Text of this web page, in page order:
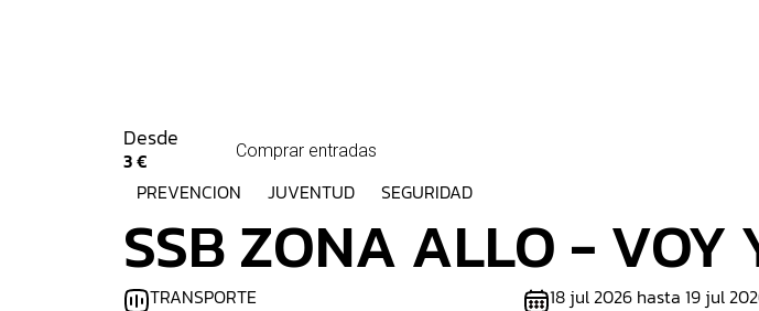
Desde
3 € Comprar entradas
PREVENCION JUVENTUD SEGURIDAD
SSB ZONA ALLO - VOY
TRANSPORTE
18 jul 2026 hasta 19 jul